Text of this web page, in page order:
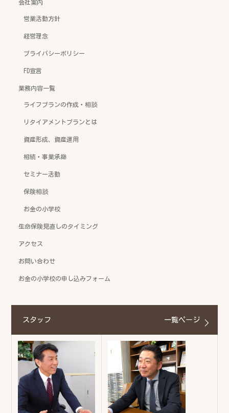
会社案内
営業活動方針
経営理念
プライバシーポリシー
FD宣言
業務内容一覧
ライフプランの作成・相談
リタイアメントプランとは
資産形成、資産運用
相続・事業承継
セミナー活動
保険相談
お金の小学校
生命保険見直しのタイミング
アクセス
お問い合わせ
お金の小学校の申し込みフォーム
スタッフ 一覧ページ